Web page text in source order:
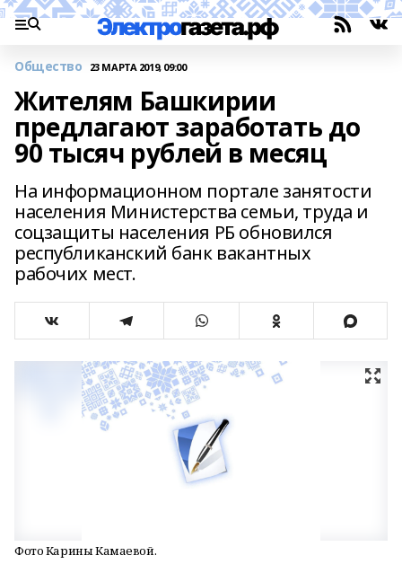
Общество 23 МАРТА 2019, 09:00
Жителям Башкирии
предлагают заработать до
90 тысяч рублей в месяц
На информационном портале занятости
населения Министерства семьи, труда и
соцзащиты населения РБ обновился
республиканский банк вакантных
рабочих мест.
Фото Карины Камаевой.